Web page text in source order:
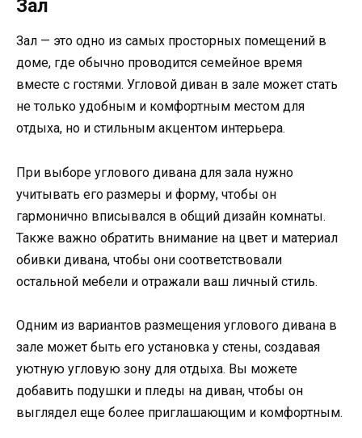
Зал
Зал — это одно из самых просторных помещений в
доме, где обычно проводится семейное время
вместе с гостями. Угловой диван в зале может стать
не только удобным и комфортным местом для
отдыха, но и стильным акцентом интерьера.
При выборе углового дивана для зала нужно
учитывать его размеры и форму, чтобы он
гармонично вписывался в общий дизайн комнаты.
Также важно обратить внимание на цвет и материал
обивки дивана, чтобы они соответствовали
остальной мебели и отражали ваш личный стиль.
Одним из вариантов размещения углового дивана в
зале может быть его установка у стены, создавая
уютную угловую зону для отдыха. Вы можете
добавить подушки и пледы на диван, чтобы он
выглядел еще более приглашающим и комфортным.